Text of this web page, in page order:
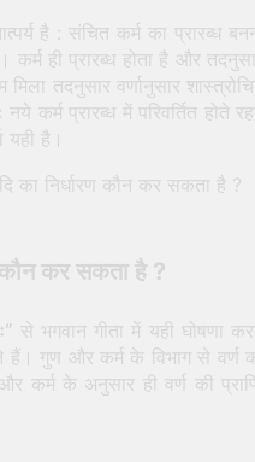
है : संचित कर्म का प्रारब्ध
ही प्रारब्ध होता है और
तदनुसार वर्णानुसार
कर्म प्रारब्ध में परिवर्तित होते
यही है।
का निर्धारण कौन कर सकता है ?
कौन कर सकता है ?
से भगवान गीता में यही घोषणा
हैं। गुण और कर्म के विभाग से वर्ण
कर्म के अनुसार ही वर्ण की